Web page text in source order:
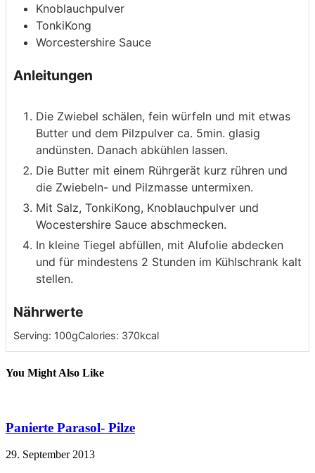
Knoblauchpulver
TonkiKong
Worcestershire Sauce
Anleitungen
Die Zwiebel schälen, fein würfeln und mit etwas
Butter und dem Pilzpulver ca. 5min. glasig
andünsten. Danach abkühlen lassen.
Die Butter mit einem Rührgerät kurz rühren und
die Zwiebeln- und Pilzmasse untermixen.
Mit Salz, TonkiKong, Knoblauchpulver und
Wocestershire Sauce abschmecken.
In kleine Tiegel abfüllen, mit Alufolie abdecken
und für mindestens 2 Stunden im Kühlschrank kalt
stellen.
Nährwerte
Serving: 100gCalories: 370kcal
You Might Also Like
Panierte Parasol- Pilze
29. September 2013